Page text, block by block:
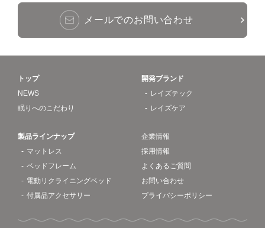
メールでのお問い合わせ
トップ
NEWS
眠りへのこだわり
開発ブランド
レイズテック
レイズケア
製品ラインナップ
マットレス
ベッドフレーム
電動リクライニングベッド
付属品アクセサリー
企業情報
採用情報
よくあるご質問
お問い合わせ
プライバシーポリシー